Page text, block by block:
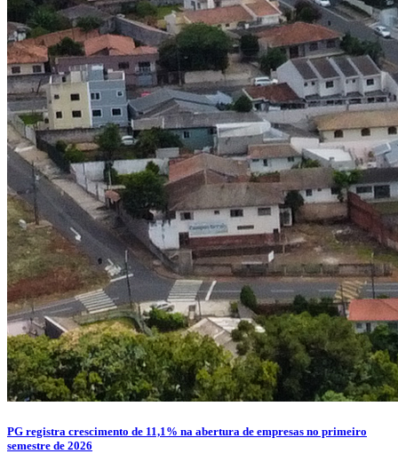
PG registra crescimento de 11,1% na abertura de empresas no primeiro
semestre de 2026